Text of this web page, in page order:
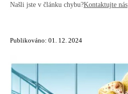
Našli jste v článku chybu?Kontaktujte nás
Publikováno: 01. 12. 2024